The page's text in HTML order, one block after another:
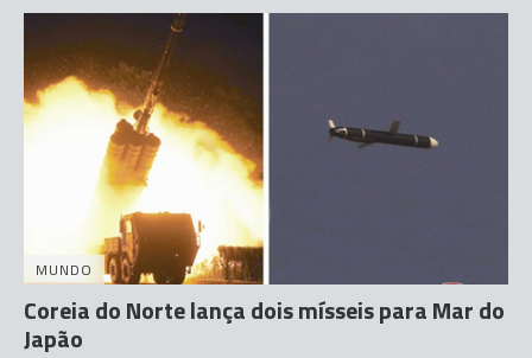
MUNDO
Coreia do Norte lança dois mísseis para Mar do
Japão